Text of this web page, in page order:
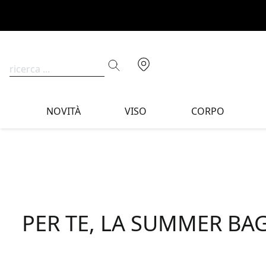
NOVITÀ VISO CORPO
PER TE, LA SUMMER